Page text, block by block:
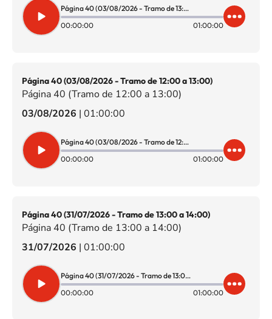
Página 40 (03/08/2026 - Tramo de 13:00 a 14:00)
00:00:00
01:00:00
Página 40 (03/08/2026 - Tramo de 12:00 a 13:00)
Página 40 (Tramo de 12:00 a 13:00)
03/08/2026 | 01:00:00
Página 40 (03/08/2026 - Tramo de 12:00 a 13:00)
00:00:00
01:00:00
Página 40 (31/07/2026 - Tramo de 13:00 a 14:00)
Página 40 (Tramo de 13:00 a 14:00)
31/07/2026 | 01:00:00
Página 40 (31/07/2026 - Tramo de 13:00 a 14:00)
00:00:00
01:00:00